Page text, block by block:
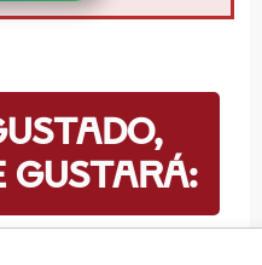
gustará: